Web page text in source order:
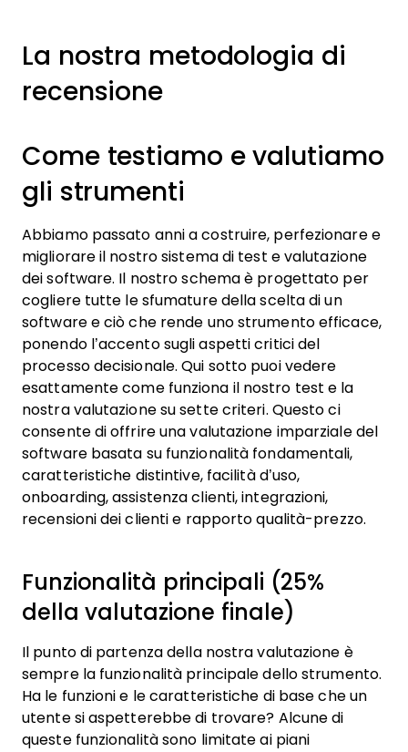
La nostra metodologia di
recensione
Come testiamo e valutiamo
gli strumenti
Abbiamo passato anni a costruire, perfezionare e
migliorare il nostro sistema di test e valutazione
dei software. Il nostro schema è progettato per
cogliere tutte le sfumature della scelta di un
software e ciò che rende uno strumento efficace,
ponendo l’accento sugli aspetti critici del
processo decisionale. Qui sotto puoi vedere
esattamente come funziona il nostro test e la
nostra valutazione su sette criteri. Questo ci
consente di offrire una valutazione imparziale del
software basata su funzionalità fondamentali,
caratteristiche distintive, facilità d’uso,
onboarding, assistenza clienti, integrazioni,
recensioni dei clienti e rapporto qualità-prezzo.
Funzionalità principali (25%
della valutazione finale)
Il punto di partenza della nostra valutazione è
sempre la funzionalità principale dello strumento.
Ha le funzioni e le caratteristiche di base che un
utente si aspetterebbe di trovare? Alcune di
queste funzionalità sono limitate ai piani